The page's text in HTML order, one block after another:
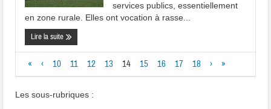
services publics, essentiellement
en zone rurale. Elles ont vocation à rasse...
Lire la suite
« ‹ 10 11 12 13 14 15 16 17 18 › »
Les sous-rubriques :